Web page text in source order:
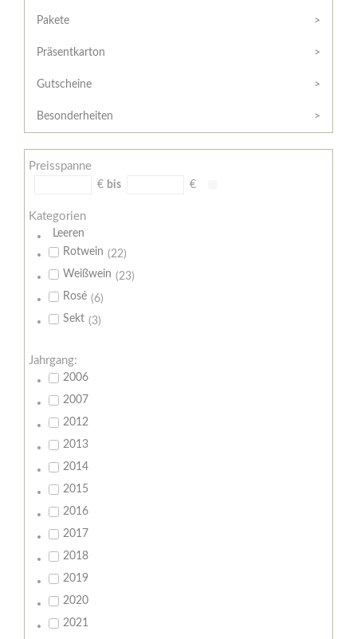
/
Widerrufsformular
AGB
Zahlungsbedingungen
Meine
Pakete
Präsentkarton
Gutscheine
Besonderheiten
Preisspanne
€ bis €
Kategorien
Leeren
Rotwein (22)
Weißwein (23)
Rosé (6)
Sekt (3)
Jahrgang:
2006
2007
2012
2013
2014
2015
2016
2017
2018
2019
2020
2021